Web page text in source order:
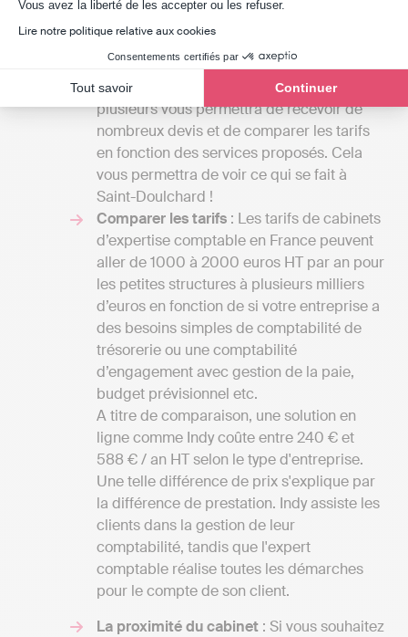
Vous avez la liberté de les accepter ou les refuser.
Lire notre politique relative aux cookies
Consentements certifiés par
Tout savoir Continuer
lettre de mission que vous allez décider
proposés par un expert-comptable peut
être très importante. En rencontrer
plusieurs vous permettra de recevoir de
nombreux devis et de comparer les tarifs
en fonction des services proposés. Cela
vous permettra de voir ce qui se fait à
Saint-Doulchard !
Comparer les tarifs : Les tarifs de cabinets
d’expertise comptable en France peuvent
aller de 1000 à 2000 euros HT par an pour
les petites structures à plusieurs milliers
d’euros en fonction de si votre entreprise a
des besoins simples de comptabilité de
trésorerie ou une comptabilité
d’engagement avec gestion de la paie,
budget prévisionnel etc.
A titre de comparaison, une solution en
ligne comme Indy coûte entre 240 € et
588 € / an HT selon le type d'entreprise.
Une telle différence de prix s'explique par
la différence de prestation. Indy assiste les
clients dans la gestion de leur
comptabilité, tandis que l'expert
comptable réalise toutes les démarches
pour le compte de son client.
La proximité du cabinet : Si vous souhaitez